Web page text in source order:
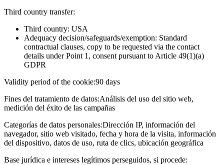
Third country transfer:
Third country: USA
Adequacy decision/safeguards/exemption: Standard
contractual clauses, copy to be requested via the contact
details under Point 1, consent pursuant to Article 49(1)(a)
GDPR
Validity period of the cookie:90 days
Fines del tratamiento de datos:Análisis del uso del sitio web,
medición del éxito de las campañas
Categorías de datos personales:Dirección IP, información del
navegador, sitio web visitado, fecha y hora de la visita, información
del dispositivo, datos de uso, ruta de clics, ubicación geográfica
Base jurídica e intereses legítimos perseguidos, si procede: